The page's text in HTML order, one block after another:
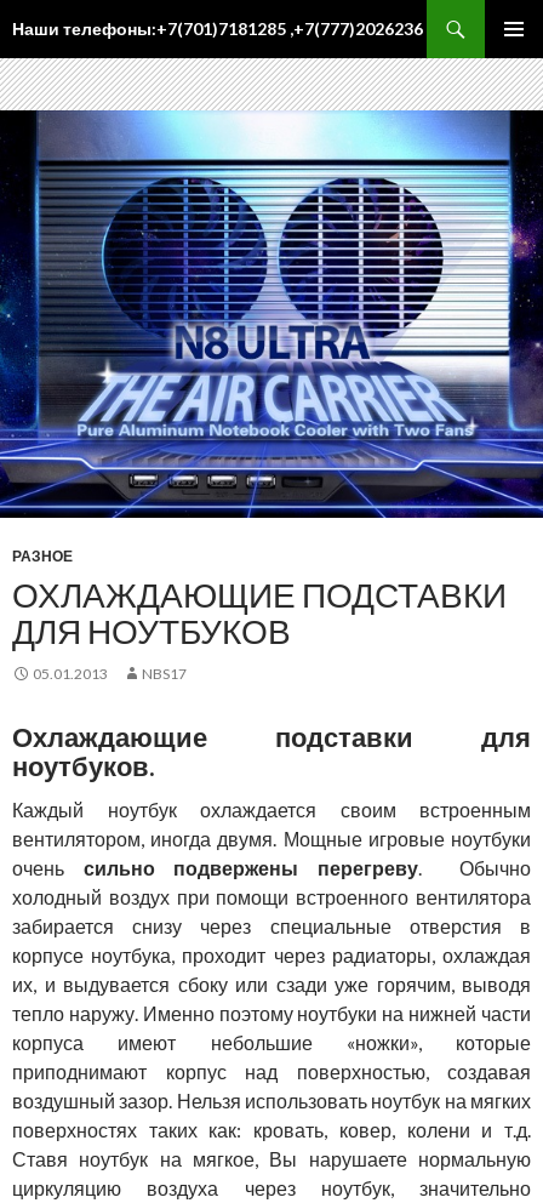
Наши телефоны:+7(701)7181285 ,+7(777)2026236
К
СОДЕРЖИМОМУ
РАЗНОЕ
ОХЛАЖДАЮЩИЕ ПОДСТАВКИ
ДЛЯ НОУТБУКОВ
05.01.2013 NBS17
Охлаждающие подставки для
ноутбуков.
Каждый ноутбук охлаждается своим встроенным
вентилятором, иногда двумя. Мощные игровые ноутбуки
очень сильно подвержены перегреву. Обычно
холодный воздух при помощи встроенного вентилятора
забирается снизу через специальные отверстия в
корпусе ноутбука, проходит через радиаторы, охлаждая
их, и выдувается сбоку или сзади уже горячим, выводя
тепло наружу. Именно поэтому ноутбуки на нижней части
корпуса имеют небольшие «ножки», которые
приподнимают корпус над поверхностью, создавая
воздушный зазор. Нельзя использовать ноутбук на мягких
поверхностях таких как: кровать, ковер, колени и т.д.
Ставя ноутбук на мягкое, Вы нарушаете нормальную
циркуляцию воздуха через ноутбук, значительно